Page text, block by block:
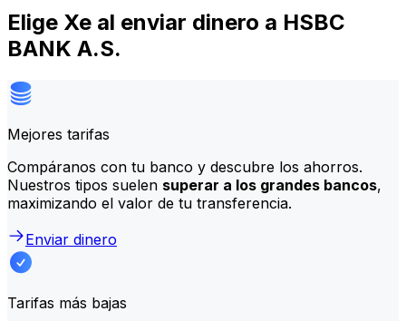
Elige Xe al enviar dinero a HSBC
BANK A.S.
Mejores tarifas
Compáranos con tu banco y descubre los ahorros.
Nuestros tipos suelen superar a los grandes bancos,
maximizando el valor de tu transferencia.
Enviar dinero
Tarifas más bajas